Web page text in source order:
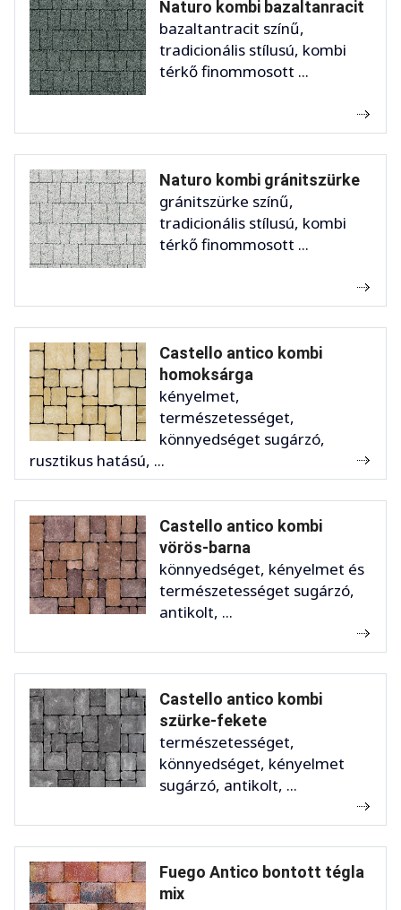
Naturo kombi bazaltanracit
bazaltantracit színű,
tradicionális stílusú, kombi
térkő finommosott ...
Naturo kombi gránitszürke
gránitszürke színű,
tradicionális stílusú, kombi
térkő finommosott ...
Castello antico kombi
homoksárga
kényelmet,
természetességet,
könnyedséget sugárzó,
rusztikus hatású, ...
Castello antico kombi
vörös-barna
könnyedséget, kényelmet és
természetességet sugárzó,
antikolt, ...
Castello antico kombi
szürke-fekete
természetességet,
könnyedséget, kényelmet
sugárzó, antikolt, ...
Fuego Antico bontott tégla
mix